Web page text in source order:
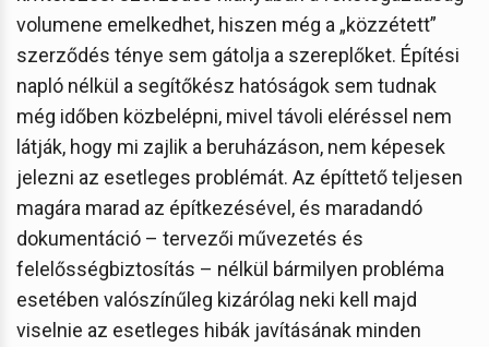
volumene emelkedhet, hiszen még a „közzétett”
szerződés ténye sem gátolja a szereplőket. Építési
napló nélkül a segítőkész hatóságok sem tudnak
még időben közbelépni, mivel távoli eléréssel nem
látják, hogy mi zajlik a beruházáson, nem képesek
jelezni az esetleges problémát. Az építtető teljesen
magára marad az építkezésével, és maradandó
dokumentáció – tervezői művezetés és
felelősségbiztosítás – nélkül bármilyen probléma
esetében valószínűleg kizárólag neki kell majd
viselnie az esetleges hibák javításának minden